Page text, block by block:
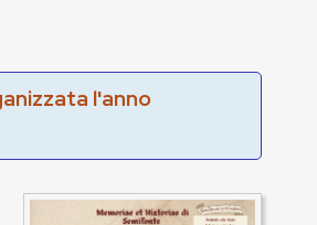
l'anno